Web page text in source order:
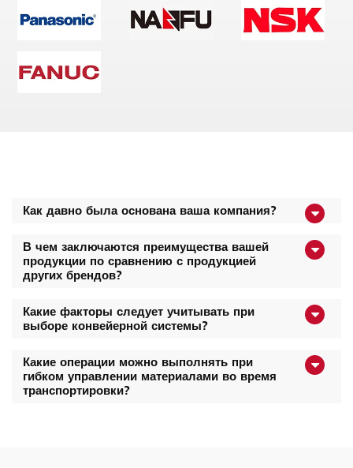
Как давно была основана ваша компания?
В чем заключаются преимущества вашей
продукции по сравнению с продукцией
других брендов?
Какие факторы следует учитывать при
выборе конвейерной системы?
Какие операции можно выполнять при
гибком управлении материалами во время
транспортировки?